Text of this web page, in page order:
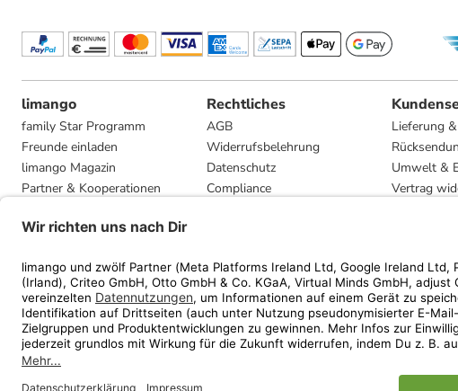
limango
family Star Programm
Freunde einladen
limango Magazin
Partner & Kooperationen
Presse
Rechtliches
AGB
Widerrufsbelehrung
Datenschutz
Compliance
Lieferung
Umwelt &
Vertrag
* Streichpreise entsprechen der